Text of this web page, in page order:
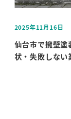
投稿日
2025年11月16日
仙台市で擁壁
状・失敗しな